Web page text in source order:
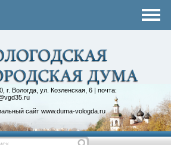
г. Вологда, ул. Козленская, 6 | почта:
сайт www.duma-vologda.ru
объединения